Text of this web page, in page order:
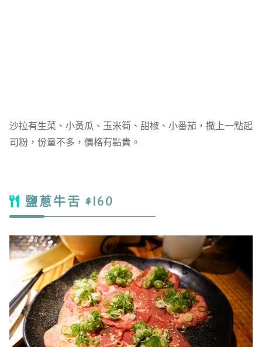
沙拉有生菜、小黃瓜、玉米筍、甜椒、小番茄，撒上一點起
司粉，份量不多，價格有點貴。
鹽蔥牛舌 $160